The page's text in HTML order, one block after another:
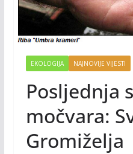
EKOLOGIJA NAJNOVIJE VIJESTI
Posljednja
močvara:
Gromiželja